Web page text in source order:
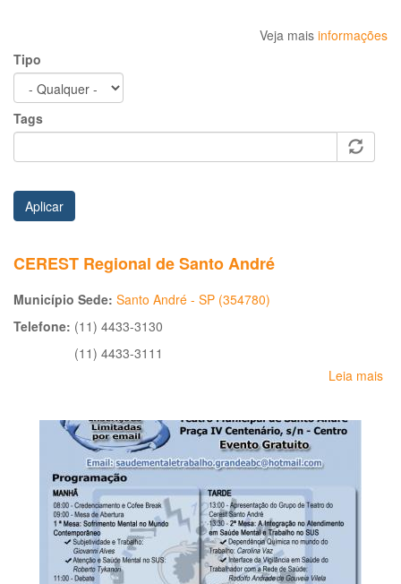
Veja mais informações
Tipo
Tags
Aplicar
CEREST Regional de Santo André
Município Sede: Santo André - SP (354780)
Telefone: (11) 4433-3130
(11) 4433-3111
Leia mais